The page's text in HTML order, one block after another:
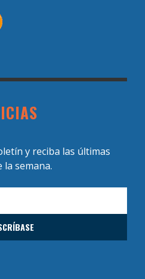
y reciba las últimas
la semana.